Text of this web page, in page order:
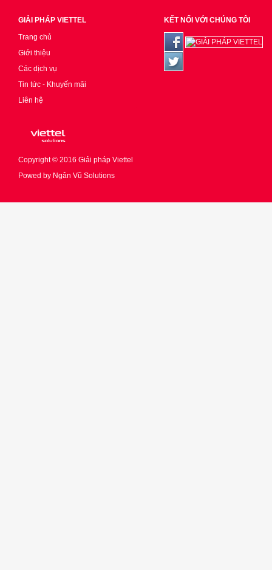
GIẢI PHÁP VIETTEL
Trang chủ
Giới thiệu
Các dịch vụ
Tin tức - Khuyến mãi
Liên hệ
KẾT NỐI VỚI CHÚNG TÔI
Copyright © 2016 Giải pháp Viettel
Powed by Ngân Vũ Solutions